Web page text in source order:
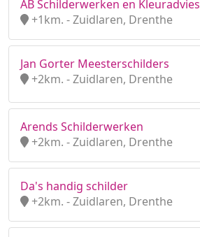
AB Schilderwerken en Kleuradvies
+1km. - Zuidlaren, Drenthe
Jan Gorter Meesterschilders
+2km. - Zuidlaren, Drenthe
Arends Schilderwerken
+2km. - Zuidlaren, Drenthe
Da's handig schilder
+2km. - Zuidlaren, Drenthe